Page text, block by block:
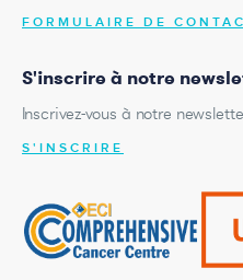
FORMULAIRE DE
S'inscrire à notre
Inscrivez-vous à notre
S'INSCRIRE